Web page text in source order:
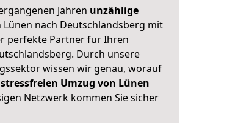
Jahren unzählige
Lünen nach Deutschlandsberg mit
perfekte Partner für Ihren
Durch unsere
wissen wir genau, worauf
Umzug von Lünen
Netzwerk kommen Sie sicher